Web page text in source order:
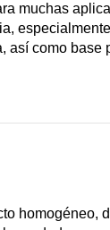
muchas
así como base
homogéneo,